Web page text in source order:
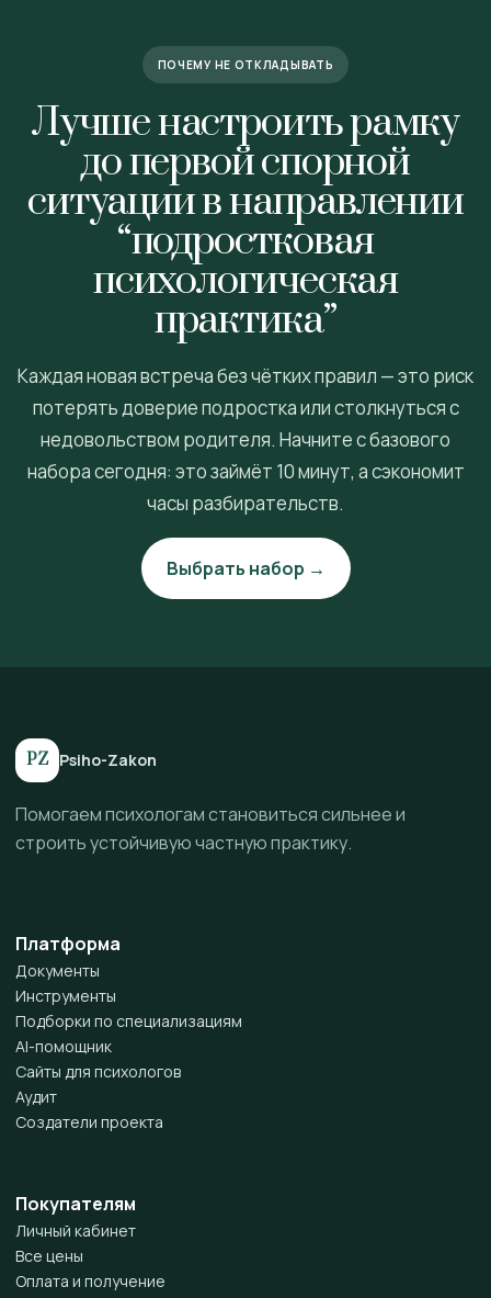
ПОЧЕМУ НЕ ОТКЛАДЫВАТЬ
Лучше настроить рамку
до первой спорной
ситуации в направлении
“подростковая
психологическая
практика”
Каждая новая встреча без чётких правил — это риск
потерять доверие подростка или столкнуться с
недовольством родителя. Начните с базового
набора сегодня: это займёт 10 минут, а сэкономит
часы разбирательств.
Выбрать набор →
PZ Psiho-Zakon
Помогаем психологам становиться сильнее и
строить устойчивую частную практику.
Платформа
Документы
Инструменты
Подборки по специализациям
AI-помощник
Сайты для психологов
Аудит
Создатели проекта
Покупателям
Личный кабинет
Все цены
Оплата и получение